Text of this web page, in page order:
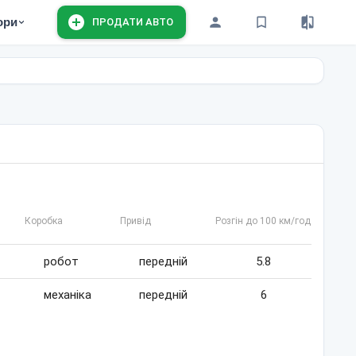
ПРОДАТИ АВТО
Коробка Привід Розгін до 100 км/год
робот передній 5.8
механіка передній 6